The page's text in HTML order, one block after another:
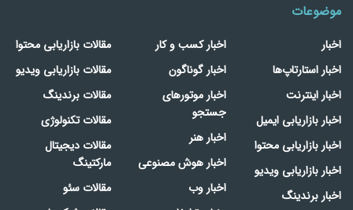
موضوعات
اخبار
اخبار استارتاپ‌ها
اخبار اینترنت
اخبار بازاریابی ایمیل
اخبار بازاریابی محتوا
اخبار بازاریابی ویدیو
اخبار برندینگ
اخبار کسب و کار
اخبار گوناگون
اخبار موتورهای
جستجو
اخبار هنر
اخبار هوش مصنوعی
اخبار وب
مقالات بازاریابی محتوا
مقالات بازاریابی ویدیو
مقالات برندینگ
مقالات تکنولوژی
مقالات دیجیتال
مارکتینگ
مقالات سئو